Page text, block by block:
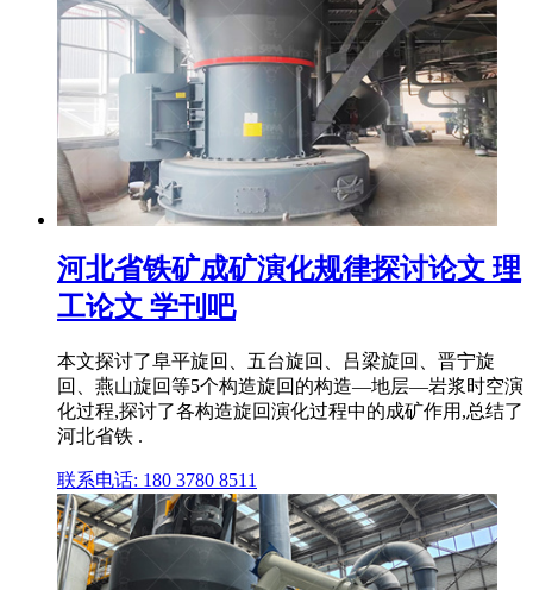
河北省铁矿成矿演化规律探讨论文 理
工论文 学刊吧
本文探讨了阜平旋回、五台旋回、吕梁旋回、晋宁旋
回、燕山旋回等5个构造旋回的构造—地层—岩浆时空演
化过程,探讨了各构造旋回演化过程中的成矿作用,总结了
河北省铁 .
联系电话: 180 3780 8511